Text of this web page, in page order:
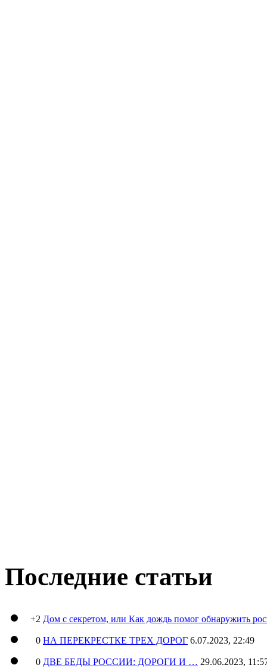
Последние статьи
+2 Дом с секретом, или Как дождь помог обнаружить
0 НА ПЕРЕКРЕСТКЕ ТРЕХ ДОРОГ 6.07.2023, 22:49
0 ДВЕ БЕДЫ РОССИИ: ДОРОГИ И … 29.06.2023,